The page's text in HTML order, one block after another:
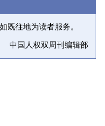
既往地为读者服务。
中国人权双周刊编辑部